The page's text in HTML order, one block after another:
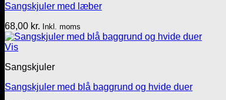
Sangskjuler med læber
68,00 kr. Inkl. moms
Vis
Sangskjuler
Sangskjuler med blå baggrund og hvide duer